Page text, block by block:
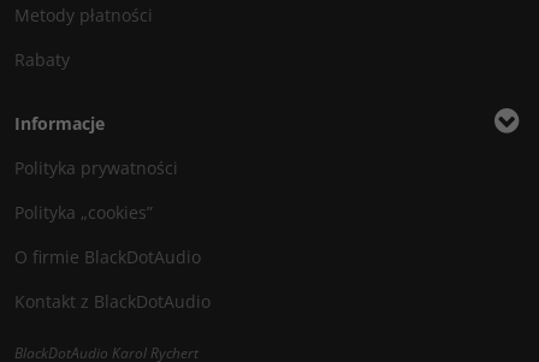
Metody płatności
Rabaty
Informacje
Polityka prywatności
Polityka „cookies”
O firmie BlackDotAudio
Kontakt z BlackDotAudio
BlackDotAudio Karol Rychert